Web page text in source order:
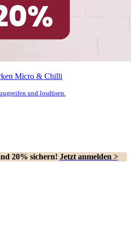
Micro & Chilli
und losdüsen.
20% sichern! Jetzt anmelden >